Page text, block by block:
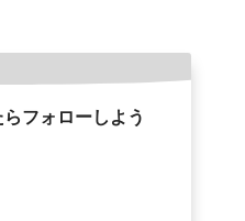
フォローしよう